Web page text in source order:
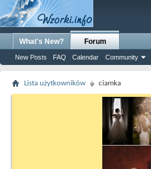
What's New? Forum
New Posts FAQ Calendar Community
Lista użytkowników ciamka